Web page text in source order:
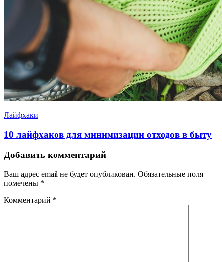
Лайфхаки
10 лайфхаков для минимизации отходов в быту
Добавить комментарий
Ваш адрес email не будет опубликован. Обязательные поля
помечены *
Комментарий *